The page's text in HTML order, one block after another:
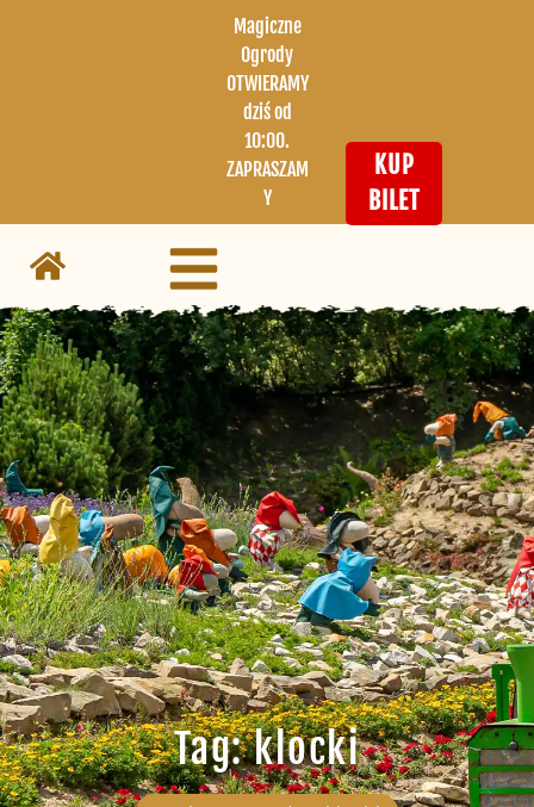
Magiczne
Ogrody
OTWIERAMY
dziś od
10:00.
ZAPRASZAM
Y
KUP
BILET
Tag: klocki